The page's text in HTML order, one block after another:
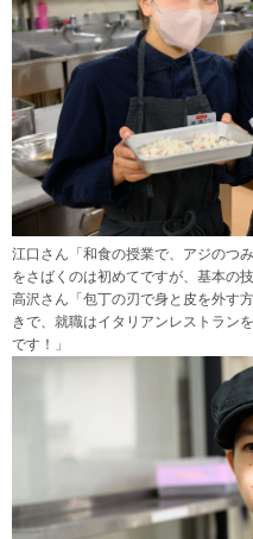
江口さん「和食の授業で、アジのつ
をさばくのは初めてですが、基本の
高沢さん「包丁の刃で身と皮を外す
きで、就職はイタリアンレストラン
です！」